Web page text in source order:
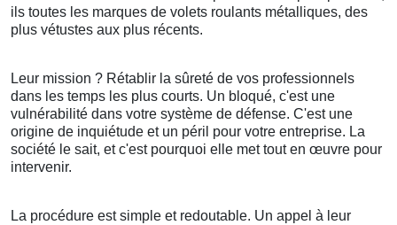
ils toutes les marques de volets roulants métalliques, des
plus vétustes aux plus récents.
Leur mission ? Rétablir la sûreté de vos professionnels
dans les temps les plus courts. Un bloqué, c'est une
vulnérabilité dans votre système de défense. C'est une
origine de inquiétude et un péril pour votre entreprise. La
société le sait, et c'est pourquoi elle met tout en œuvre pour
intervenir.
La procédure est simple et redoutable. Un appel à leur